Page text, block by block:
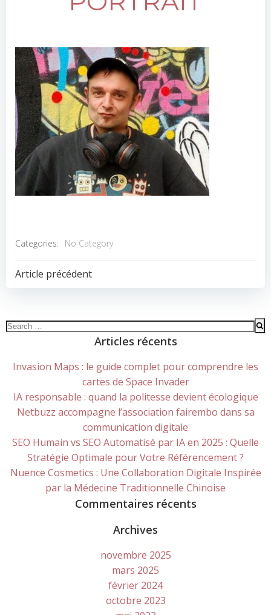
Categories: No Category
POST
Article précédent
Search
Articles récents
Invasion Maps : le guide complet pour comprendre les
cartes de Space Invader
IA responsable : quand la politesse devient écologique
Netbuzz accompagne l’association fairembo dans sa
communication digitale
SEO Humain vs SEO Automatisé par IA en 2025 : Quelle
Stratégie Optimale pour Votre Référencement ?
Nuence Cosmetics : Une Collaboration Digitale Inspirée
par la Médecine Traditionnelle Chinoise
Commentaires récents
Archives
novembre 2025
mars 2025
février 2024
octobre 2023